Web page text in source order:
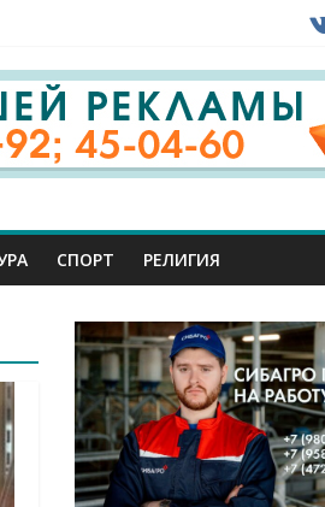
ввоза машин из-за рубежа
СПОРТ РЕЛИГИЯ